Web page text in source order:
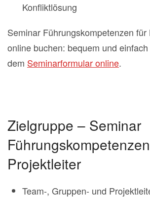
Konfliktlösung
Seminar Führungskompetenzen für
online buchen: bequem und
dem Seminarformular online.
Zielgruppe – Seminar
Projektleiter
Team-, Gruppen- und